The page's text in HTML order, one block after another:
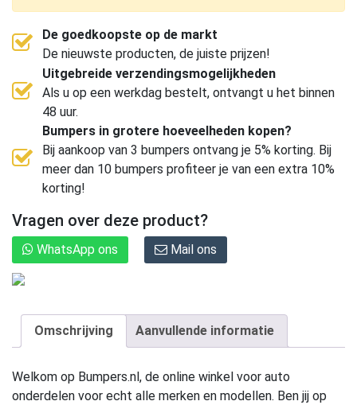
De goedkoopste op de markt
De nieuwste producten, de juiste prijzen!
Uitgebreide verzendingsmogelijkheden
Als u op een werkdag bestelt, ontvangt u het binnen
48 uur.
Bumpers in grotere hoeveelheden kopen?
Bij aankoop van 3 bumpers ontvang je 5% korting. Bij
meer dan 10 bumpers profiteer je van een extra 10%
korting!
Vragen over deze product?
WhatsApp ons Mail ons
Omschrijving Aanvullende informatie
Welkom op Bumpers.nl, de online winkel voor auto
onderdelen voor echt alle merken en modellen. Ben jij op